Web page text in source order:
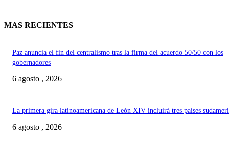
MAS RECIENTES
Paz anuncia el fin del centralismo tras la firma del acuerdo 50/50 con los
gobernadores
6 agosto , 2026
La primera gira latinoamericana de León XIV incluirá tres países
6 agosto , 2026